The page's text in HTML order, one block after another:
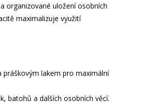
organizované uložení osobních
maximalizuje využití
lakem pro maximální
batohů a dalších osobních věcí.